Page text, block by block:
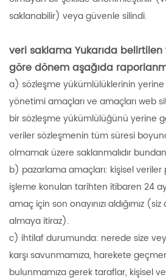
saklanabilir) veya güvenle silindi.
veri saklama Yukarıda
göre dönem aşağıda
a) sözleşme yükümlülüklerinin
yönetimi amaçları ve amaçları web
bir sözleşme yükümlülüğünü yerine
veriler sözleşmenin tüm süresi
olmamak üzere saklanmalıdır
b) pazarlama amaçları: kişisel
işleme konulan tarihten itibaren 24
amaç için son onayınızı aldığımız
almaya itiraz).
c) ihtilaf durumunda: nerede size
karşı savunmamıza, harekete
bulunmamıza gerek taraflar, kişisel